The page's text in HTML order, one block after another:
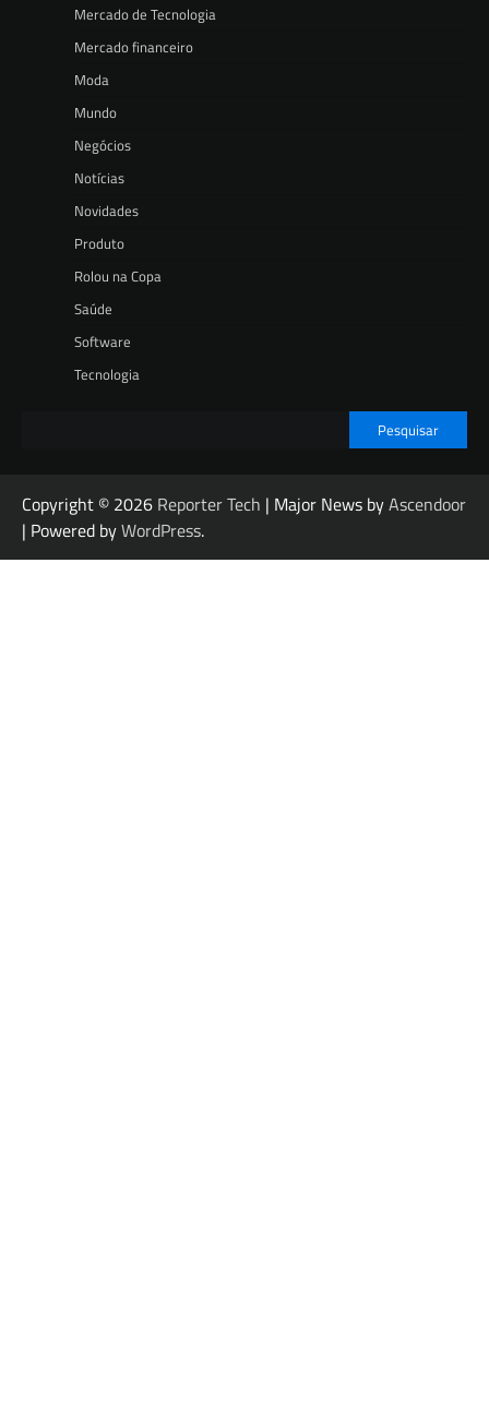
Mercado de Tecnologia
Mercado financeiro
Moda
Mundo
Negócios
Notícias
Novidades
Produto
Rolou na Copa
Saúde
Software
Tecnologia
Pesquisar
Copyright © 2026 Reporter Tech | Major News byAscendoor
| Powered byWordPress.